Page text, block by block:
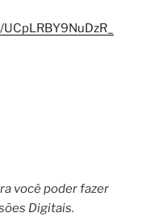
você poder fazer
Digitais.